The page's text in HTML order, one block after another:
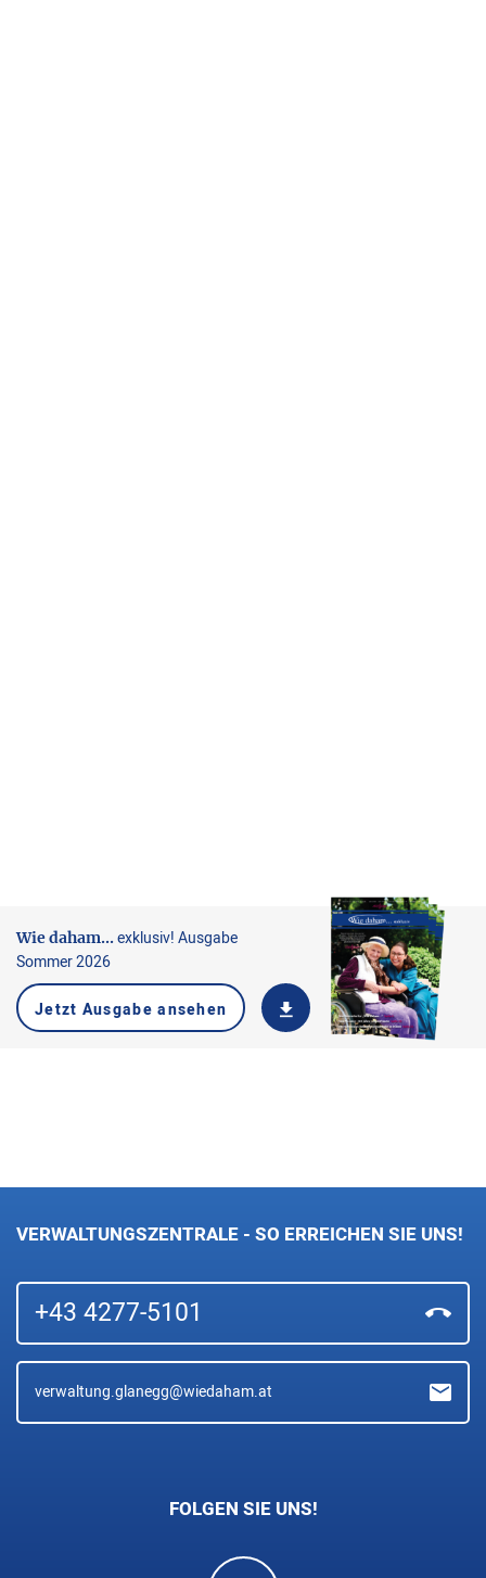
Wie daham...exklusiv! Ausgabe
Sommer 2026
Jetzt Ausgabe ansehen
VERWALTUNGSZENTRALE - SO ERREICHEN SIE UNS!
+43 4277-5101
verwaltung.glanegg@wiedaham.at
FOLGEN SIE UNS!